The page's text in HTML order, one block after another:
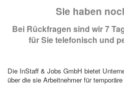
Sie haben
Bei Rückfragen sind wir 7
für Sie telefonisch und
Die InStaff & Jobs GmbH bietet
über die sie Arbeitnehmer für